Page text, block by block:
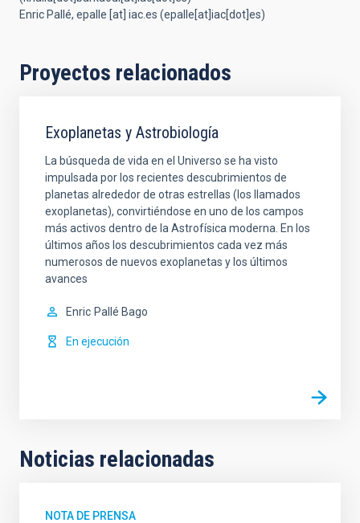
Enric Pallé, epalle [at] iac.es (epalle[at]iac[dot]es)
Proyectos relacionados
Exoplanetas y Astrobiología
La búsqueda de vida en el Universo se ha visto
impulsada por los recientes descubrimientos de
planetas alrededor de otras estrellas (los llamados
exoplanetas), convirtiéndose en uno de los campos
más activos dentro de la Astrofísica moderna. En los
últimos años los descubrimientos cada vez más
numerosos de nuevos exoplanetas y los últimos
avances
Enric Pallé Bago
En ejecución
Noticias relacionadas
NOTA DE PRENSA